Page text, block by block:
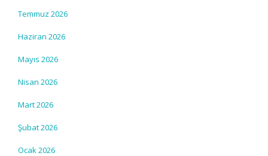
Temmuz 2026
Haziran 2026
Mayıs 2026
Nisan 2026
Mart 2026
Şubat 2026
Ocak 2026